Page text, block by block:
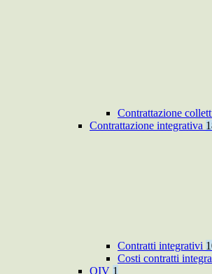
Contrattazione
Contrattazione integrativa
Contratti integrativi
Costi contratti
OIV 1